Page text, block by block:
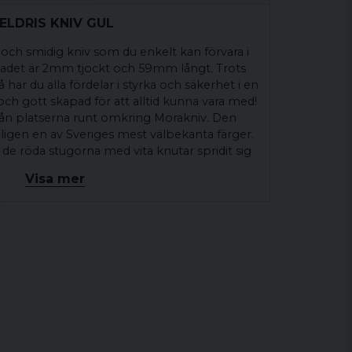
KNIV GUL
smidig kniv som du enkelt kan förvara i
är 2mm tjockt och 59mm långt. Trots
du alla fördelar i styrka och säkerhet i en
gott skapad för att alltid kunna vara med!
platserna runt omkring Morakniv. Den
en av Sveriges mest välbekanta färger.
de röda stugorna med vita knutar spridit sig
av en internationell symbol för Sverige
färgerna i Eldris-serien är inspirerade på
färgen hämtad från naturen runt
som är hämtad från 1600-talets
folkdräkter som människor i Mora har
Visa mer